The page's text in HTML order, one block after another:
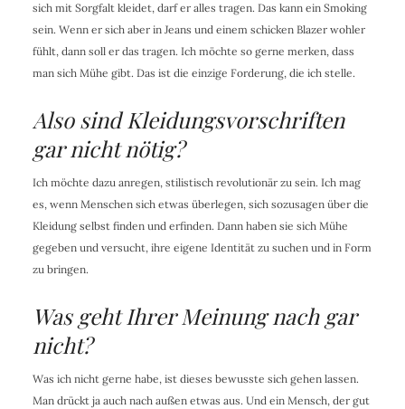
sich mit Sorgfalt kleidet, darf er alles tragen. Das kann ein Smoking
sein. Wenn er sich aber in Jeans und einem schicken Blazer wohler
fühlt, dann soll er das tragen. Ich möchte so gerne merken, dass
man sich Mühe gibt. Das ist die einzige Forderung, die ich stelle.
Also sind Kleidungsvorschriften
gar nicht nötig?
Ich möchte dazu anregen, stilistisch revolutionär zu sein. Ich mag
es, wenn Menschen sich etwas überlegen, sich sozusagen über die
Kleidung selbst finden und erfinden. Dann haben sie sich Mühe
gegeben und versucht, ihre eigene Identität zu suchen und in Form
zu bringen.
Was geht Ihrer Meinung nach gar
nicht?
Was ich nicht gerne habe, ist dieses bewusste sich gehen lassen.
Man drückt ja auch nach außen etwas aus. Und ein Mensch, der gut